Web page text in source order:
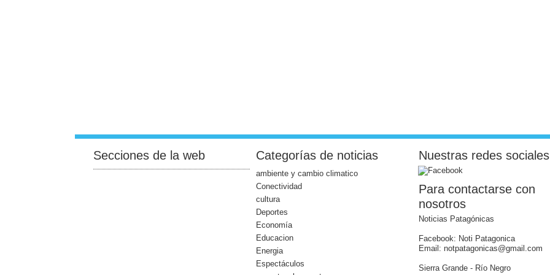
Secciones de la web Categorías de noticias
ambiente y cambio climatico
Conectividad
cultura
Deportes
Economía
Educacion
Energia
Espectáculos
Nuestras redes sociales
Para contactarse con
nosotros
Noticias Patagónicas
Facebook: Noti Patagonica
Email: notpatagonicas@gmail.com
Sierra Grande - Río Negro